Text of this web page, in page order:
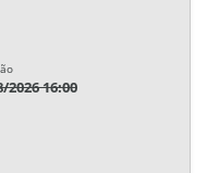
2026 16:00